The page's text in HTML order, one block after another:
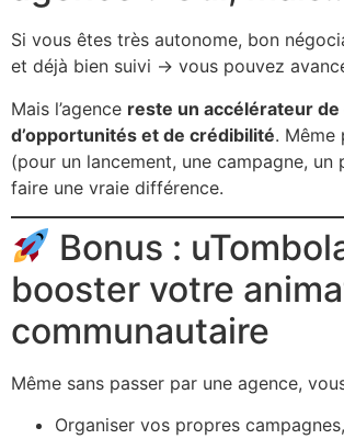
Si vous êtes très autonome, bon
et déjà bien suivi → vous pouvez
Mais l’agence reste un accélérateur
d’opportunités et de crédibilité. Même
(pour un lancement, une campagne, un
faire une vraie différence.
Bonus :
booster votre
communautaire
Même sans passer par une agence,
Organiser vos propres campagnes,